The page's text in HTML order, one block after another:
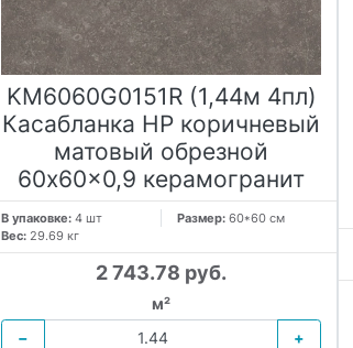
KM6060G0151R (1,44м 4пл)
Касабланка HP коричневый
матовый обрезной
60x60x0,9 керамогранит
В упаковке: 4 шт Размер: 60*60 см
Вес: 29.69 кг
2 743.78 руб.
м²
−
+